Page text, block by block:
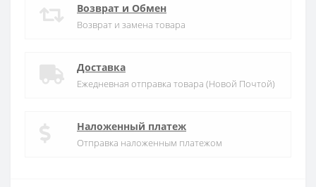
Возврат и Обмен
Возврат и замена товара
Доставка
Ежедневная отправка товара (Новой Почтой)
Наложенный платеж
Отправка наложенным платежом